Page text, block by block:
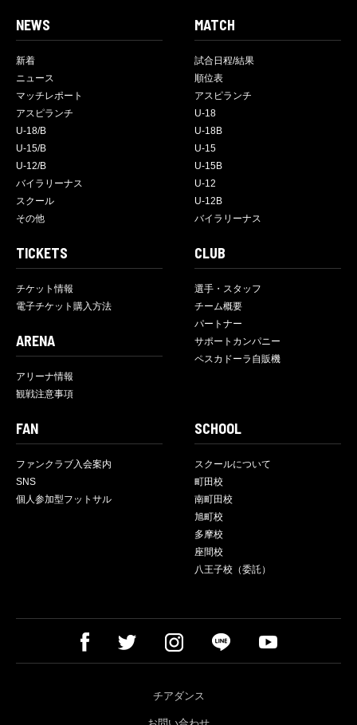
NEWS
新着
ニュース
マッチレポート
アスピランチ
U-18/B
U-15/B
U-12/B
バイラリーナス
スクール
その他
MATCH
試合日程/結果
順位表
アスピランチ
U-18
U-18B
U-15
U-15B
U-12
U-12B
バイラリーナス
TICKETS
チケット情報
電子チケット購入方法
ARENA
アリーナ情報
観戦注意事項
CLUB
選手・スタッフ
チーム概要
パートナー
サポートカンパニー
ペスカドーラ自販機
FAN
ファンクラブ入会案内
SNS
個人参加型フットサル
SCHOOL
スクールについて
町田校
南町田校
旭町校
多摩校
座間校
八王子校（委託）
チアダンス